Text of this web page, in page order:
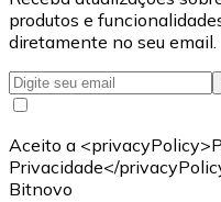
produtos e
diretamente no seu email.
Aceito a
Privacidade</
Bitnovo